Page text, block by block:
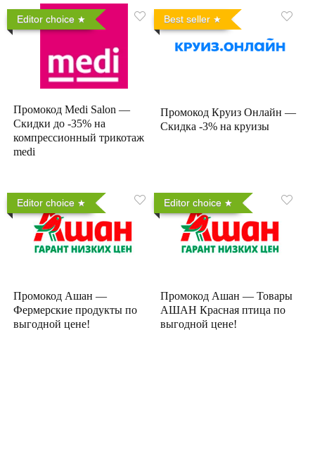
Editor choice
Промокод Medi Salon —
Скидки до -35% на
компрессионный трикотаж
medi
Best seller
Промокод Круиз Онлайн —
Скидка -3% на круизы
Editor choice
Промокод Ашан —
Фермерские продукты по
выгодной цене!
Editor choice
Промокод Ашан — Товары
АШАН Красная птица по
выгодной цене!